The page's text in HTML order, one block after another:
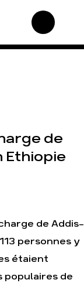
une tendance
de
Ethiopie
de Addis-
personnes y
étaient
de